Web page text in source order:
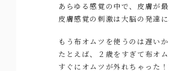
あらゆる感覚の中で、皮膚が
皮膚感覚の刺激は大脳の発達
もう布オムツを使うのは遅い
たとえば、２歳をすぎて布オム
すぐにオムツが外れちゃった